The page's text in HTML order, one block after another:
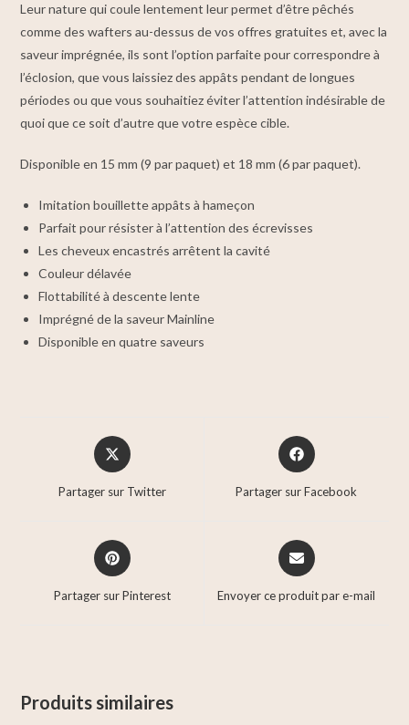
Leur nature qui coule lentement leur permet d’être pêchés
comme des wafters au-dessus de vos offres gratuites et, avec la
saveur imprégnée, ils sont l’option parfaite pour correspondre à
l’éclosion, que vous laissiez des appâts pendant de longues
périodes ou que vous souhaitiez éviter l’attention indésirable de
quoi que ce soit d’autre que votre espèce cible.
Disponible en 15 mm (9 par paquet) et 18 mm (6 par paquet).
Imitation bouillette appâts à hameçon
Parfait pour résister à l’attention des écrevisses
Les cheveux encastrés arrêtent la cavité
Couleur délavée
Flottabilité à descente lente
Imprégné de la saveur Mainline
Disponible en quatre saveurs
Partager sur Twitter Partager sur Facebook
Partager sur Pinterest Envoyer ce produit par e-mail
Produits similaires